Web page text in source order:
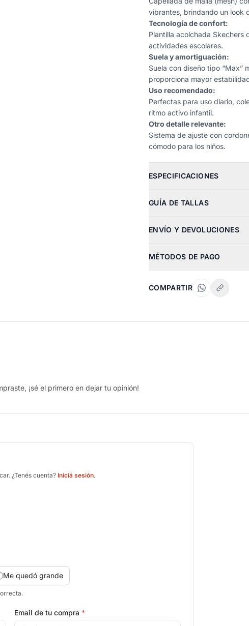
vibrantes, brindando un look
Tecnología de confort:
Plantilla acolchada Skechers
actividades escolares.
Suela y amortiguación:
Suela con diseño tipo “Max”
proporciona mayor
Uso recomendado:
Perfectas para uso diario,
ritmo activo infantil.
Otro detalle relevante:
Sistema de ajuste con
cómodo para los niños.
ESPECIFICACIONES
GUÍA DE TALLAS
ENVÍO Y DEVOLUCIONES
MÉTODOS DE PAGO
COMPARTIR
¡sé el primero en dejar tu opinión!
¿Tenés cuenta? Iniciá sesión.
Me quedó grande
Email de tu compra *